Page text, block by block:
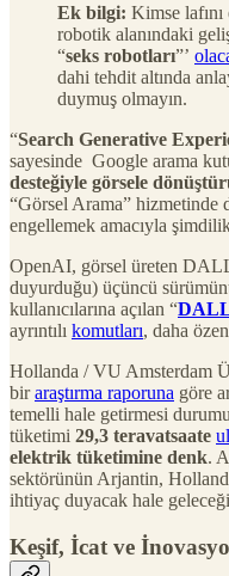
Ek bilgi: Kimse
robotik alanındaki
“seks robotları”’
dahi tehdit altında
duymuş olmayın.
“Search Generative
sayesinde Google arama
desteğiyle görsele
“Görsel Arama” hizmetinde
engellemek amacıyla
OpenAI, görsel üreten
duyurduğu) üçüncü
kullanıcılarına açılan “
ayrıntılı komutları, daha
Hollanda / VU Amsterdam
biraraştırma raporuna göre
temelli hale getirmesi
tüketimi 29,3 teravatsaate
elektrik tüketimine denk.
sektörünün Arjantin,
ihtiyaç duyacak hale
Keşif, İcat ve